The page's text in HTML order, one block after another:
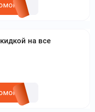
на все